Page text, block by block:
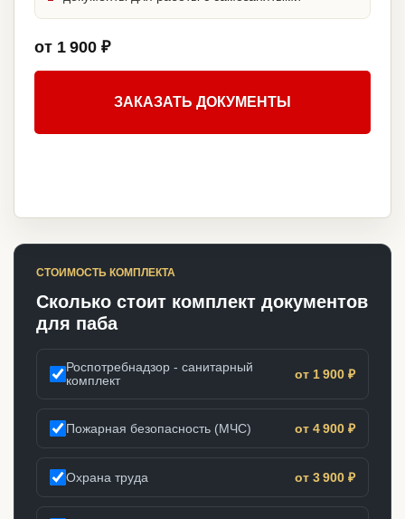
от 1 900 ₽
ЗАКАЗАТЬ ДОКУМЕНТЫ
СТОИМОСТЬ КОМПЛЕКТА
Сколько стоит комплект документов
для паба
Роспотребнадзор - санитарный
комплект
от 1 900 ₽
Пожарная безопасность (МЧС) от 4 900 ₽
Охрана труда от 3 900 ₽